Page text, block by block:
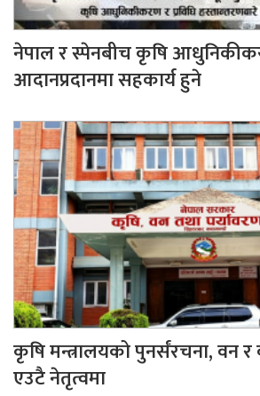
नेपाल र स्पेनबीच कृषि
आदानप्रदानमा सहकार्य हुने
कृषि मन्त्रालयको पुनर्संरचना, वन
एउटै नेतृत्वमा